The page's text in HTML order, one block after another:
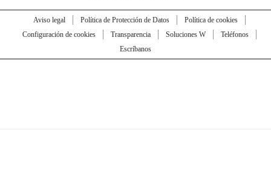
Aviso legal Política de Protección de Datos
Política de cookies
Configuración de cookies
Transparencia Soluciones W
Teléfonos
Escríbanos